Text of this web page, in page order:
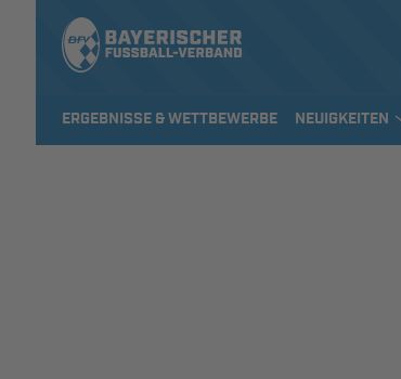
ERGEBNISSE & WETTBEWERBE NEUIGKEITEN